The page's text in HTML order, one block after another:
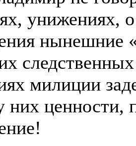
унижениях,
нынешние
милиции
них ценности,